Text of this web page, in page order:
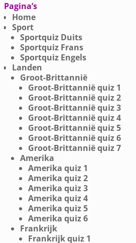
Pagina’s
Home
Sport
Sportquiz Duits
Sportquiz Frans
Sportquiz Engels
Landen
Groot-Brittannië
Groot-Brittannië quiz 1
Groot-Brittannië quiz 2
Groot-Brittannië quiz 3
Groot-Brittannië quiz 4
Groot-Brittannië quiz 5
Groot-Brittannië quiz 6
Groot-Brittannië quiz 7
Amerika
Amerika quiz 1
Amerika quiz 2
Amerika quiz 3
Amerika quiz 4
Amerika quiz 5
Amerika quiz 6
Frankrijk
Frankrijk quiz 1